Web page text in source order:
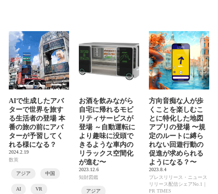
AIで生成したアバ
ターで世界を旅す
る生活者の登場 本
番の旅の前にアバ
ターが予習してく
れる様になる？
2024.2.19
数英
アジア 中国
AI VR
お酒を飲みながら
自宅に帰れるモビ
リティサービスが
登場 ～自動運転に
より趣味に没頭で
きるような車内の
リラックス空間化
が進む〜
2023.12.6
知財図鑑
アジア
方向音痴な人が歩
くことを楽しむこ
とに特化した地図
アプリの登場 〜規
定のルートに縛ら
れない回遊行動の
促進が求められる
ようになる？〜
2023.8.4
プレスリリース・ニュース
リリース配信シェアNo.1｜
PR TIMES